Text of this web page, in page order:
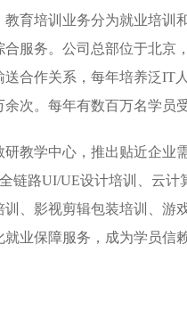
教育培训业务分为就业培
服务。公司总部位于北京
合作关系，每年培养泛IT
余次。每年有数百万名学
教学中心，推出贴近企业
链路UI/UE设计培训、云
训、影视剪辑包装培训、游
就业保障服务，成为学员信